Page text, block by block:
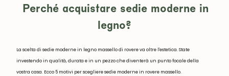
Perché acquistare sedie moderne in
legno?
La scelta di sedie moderne in legno massello di rovere va oltre l'estetica. State
investendo in qualità, durata e in un pezzo che diventerà un punto focale della
vostra casa. Ecco 5 motivi per scegliere sedie moderne in rovere massello.
Iscrivermi